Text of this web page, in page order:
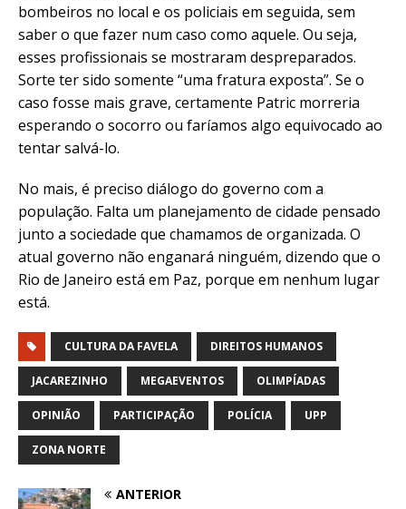
bombeiros no local e os policiais em seguida, sem
saber o que fazer num caso como aquele. Ou seja,
esses profissionais se mostraram despreparados.
Sorte ter sido somente “uma fratura exposta”. Se o
caso fosse mais grave, certamente Patric morreria
esperando o socorro ou faríamos algo equivocado ao
tentar salvá-lo.
No mais, é preciso diálogo do governo com a
população. Falta um planejamento de cidade pensado
junto a sociedade que chamamos de organizada. O
atual governo não enganará ninguém, dizendo que o
Rio de Janeiro está em Paz, porque em nenhum lugar
está.
CULTURA DA FAVELA DIREITOS HUMANOS
JACAREZINHO MEGAEVENTOS OLIMPÍADAS
OPINIÃO PARTICIPAÇÃO POLÍCIA UPP
ZONA NORTE
ANTERIOR